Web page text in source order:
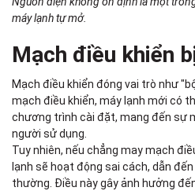
máy lạnh tự mở.
Mạch điều khiển
Mạch điều khiển đóng vai trò như
mạch điều khiển, máy lạnh mới có
chương trình cài đặt, mang đến sự
người sử dụng.
Tuy nhiên, nếu chẳng may mạch
lạnh sẽ hoạt động sai cách, dẫn
thường. Điều này gây ảnh hưởng